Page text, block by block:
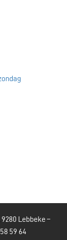
Lebbeke –
59 64